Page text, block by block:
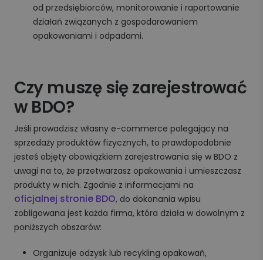
od przedsiębiorców, monitorowanie i raportowanie
działań związanych z gospodarowaniem
opakowaniami i odpadami.
Czy muszę się zarejestrować
w BDO?
Jeśli prowadzisz własny e-commerce polegający na
sprzedaży produktów fizycznych, to prawdopodobnie
jesteś objęty obowiązkiem zarejestrowania się w BDO z
uwagi na to, że przetwarzasz opakowania i umieszczasz
produkty w nich. Zgodnie z informacjami na
oficjalnej stronie BDO, do dokonania wpisu
zobligowana jest każda firma, która działa w dowolnym z
poniższych obszarów:
Organizuje odzysk lub recykling opakowań,